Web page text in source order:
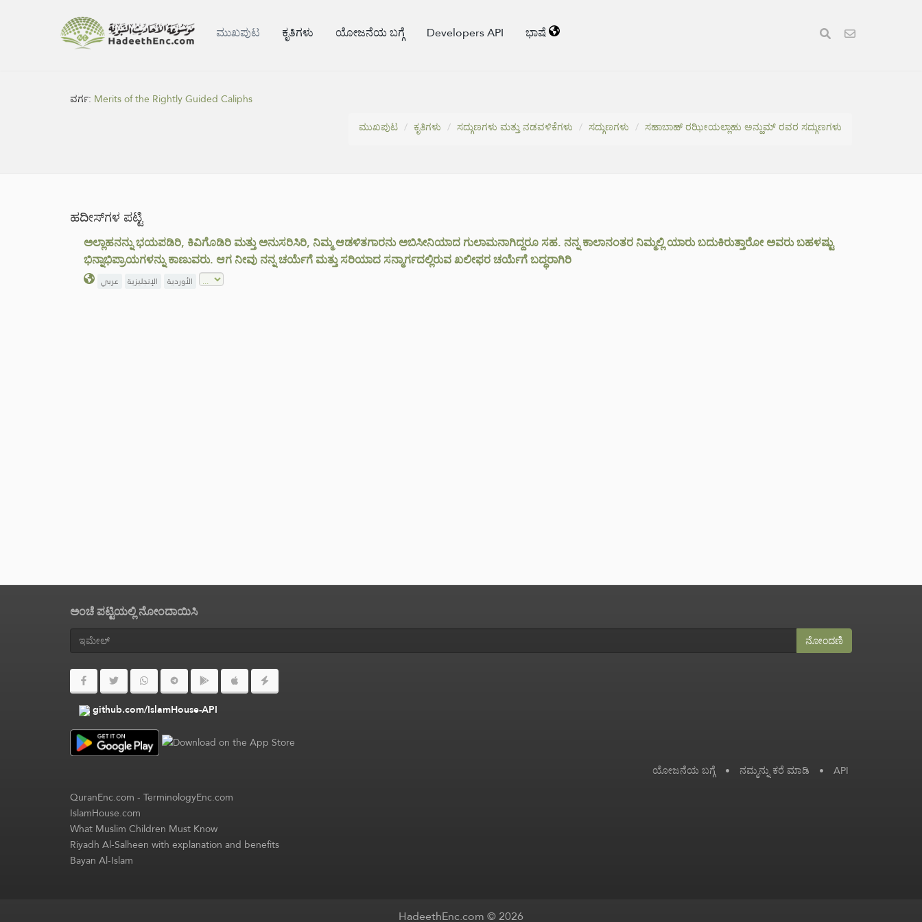
ಮುಖಪುಟ ಕೃತಿಗಳು ಯೋಜನೆಯ ಬಗ್ಗೆ Developers API ಭಾಷೆ
ವರ್ಗ: Merits of the Rightly Guided Caliphs
ಮುಖಪುಟ
ಕೃತಿಗಳು ಸದ್ಗುಣಗಳು ಮತ್ತು ನಡವಳಿಕೆಗಳು ಸದ್ಗುಣಗಳು ಸಹಾಬಾಹ್ ರಝೀಯಲ್ಲಾಹು ಅನ್ಹುಮ್ ರವರ ಸದ್ಗುಣಗಳು
ಹದೀಸ್‌ಗಳ ಪಟ್ಟಿ
ಅಲ್ಲಾಹನನ್ನು ಭಯಪಡಿರಿ, ಕಿವಿಗೊಡಿರಿ ಮತ್ತು ಅನುಸರಿಸಿರಿ, ನಿಮ್ಮ ಆಡಳಿತಗಾರನು ಅಬಿಸೀನಿಯಾದ ಗುಲಾಮನಾಗಿದ್ದರೂ ಸಹ. ನನ್ನ ಕಾಲಾನಂತರ ನಿಮ್ಮಲ್ಲಿ ಯಾರು ಬದುಕಿರುತ್ತಾರೋ ಅವರು ಬಹಳಷ್ಟು
ಭಿನ್ನಾಭಿಪ್ರಾಯಗಳನ್ನು ಕಾಣುವರು. ಆಗ ನೀವು ನನ್ನ ಚರ್ಯೆಗೆ ಮತ್ತು ಸರಿಯಾದ ಸನ್ಮಾರ್ಗದಲ್ಲಿರುವ ಖಲೀಫರ ಚರ್ಯೆಗೆ ಬದ್ಧರಾಗಿರಿ
عربي الإنجليزية الأوردية
ಅಂಚೆ ಪಟ್ಟಿಯಲ್ಲಿ ನೋಂದಾಯಿಸಿ
ನೋಂದಣಿ
github.com/IslamHouse-API
ಯೋಜನೆಯ ಬಗ್ಗೆ • ನಮ್ಮನ್ನು ಕರೆ ಮಾಡಿ • API
QuranEnc.com-TerminologyEnc.com
IslamHouse.com
What Muslim Children Must Know
Riyadh Al-Salheen with explanation and benefits
Bayan Al-Islam
HadeethEnc.com © 2026